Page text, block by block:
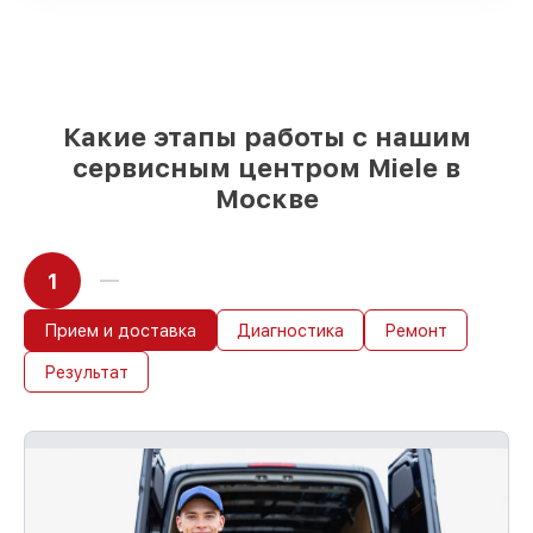
Какие этапы работы с нашим
сервисным центром Miele в
Москве
1
Прием и доставка Диагностика Ремонт
Результат